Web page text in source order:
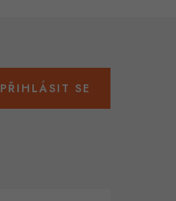
PŘIHLÁSIT SE